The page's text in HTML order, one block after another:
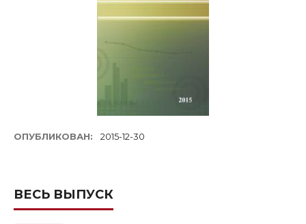
ОПУБЛИКОВАН: 2015-12-30
ВЕСЬ ВЫПУСК